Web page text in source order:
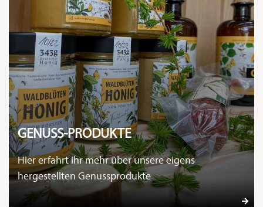
GENUSS-PRODUKTE
Hier erfahrt ihr mehr über unsere eigens
hergestellten Genussprodukte